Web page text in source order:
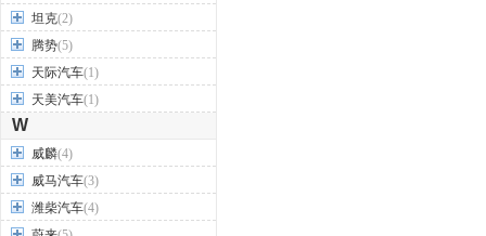
坦克(2)
腾势(5)
天际汽车(1)
天美汽车(1)
W
威麟(4)
威马汽车(3)
潍柴汽车(4)